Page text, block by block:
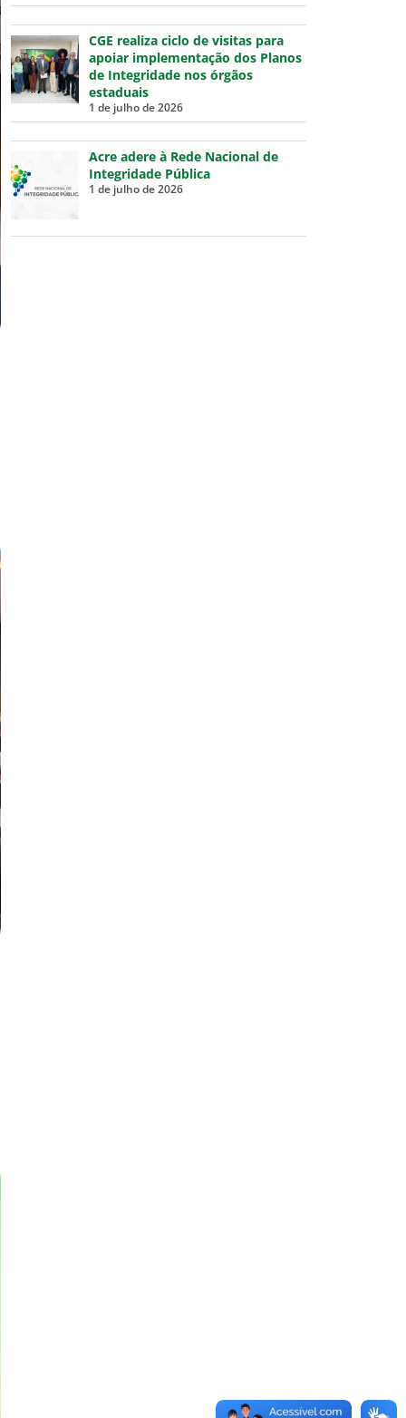
CGE realiza ciclo de visitas para
apoiar implementação dos Planos
de Integridade nos órgãos
estaduais
1 de julho de 2026
Acre adere à Rede Nacional de
Integridade Pública
1 de julho de 2026